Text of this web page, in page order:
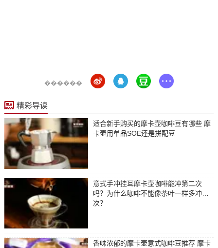
������
精彩导读
适合新手购买的摩卡壶咖啡豆有哪些 摩
卡壶用单品SOE还是拼配豆
意式手冲挂耳摩卡壶咖啡能冲第二次
吗？为什么咖啡不能像茶叶一样多冲几
次？
香味浓郁的摩卡壶意式咖啡豆推荐 摩卡